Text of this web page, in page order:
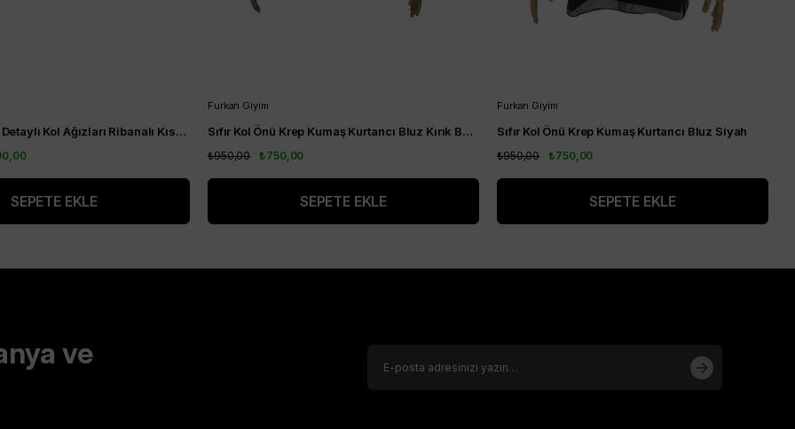
Alt Kısım Plise Detaylı Kol Ağızları Ribanalı Kısa Kol Kurtarıcı Tunik Vizon
SEPETE EKLE
Furkan Giyim
Sıfır Kol Önü Krep Kumaş Kurtarıcı Bluz Kırık Beyaz
₺750,00
₺950,00
SEPETE EKLE
Furkan Giyim
Sıfır Kol Önü Krep Kumaş Kurtarıcı Bluz Siyah
₺750,00
₺950,00
SEPETE EKLE
ve